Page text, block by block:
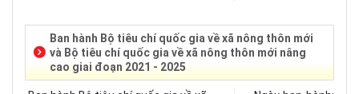
Ban hành Bộ tiêu chí quốc gia về xã nông thôn mới
và Bộ tiêu chí quốc gia về xã nông thôn mới nâng
cao giai đoạn 2021 - 2025